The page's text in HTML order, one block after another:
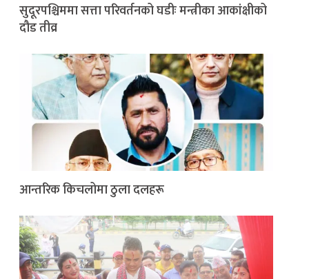
सुदूरपश्चिममा सत्ता परिवर्तनको घडीः मन्त्रीका आकांक्षीको
दौड तीव्र
आन्तरिक किचलोमा ठुला दलहरू